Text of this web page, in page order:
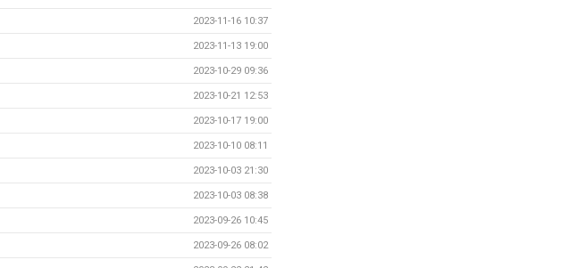
2023-11-16 10:37
2023-11-13 19:00
2023-10-29 09:36
2023-10-21 12:53
2023-10-17 19:00
2023-10-10 08:11
2023-10-03 21:30
2023-10-03 08:38
2023-09-26 10:45
2023-09-26 08:02